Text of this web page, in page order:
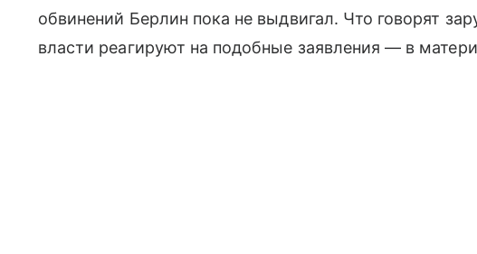
обвинений Берлин пока не выдвигал. Что говорят
власти реагируют на подобные заявления — в